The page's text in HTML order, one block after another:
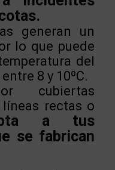
generan un
lo que puede
del
8 y 10ºC.
cubiertas
rectas o
a tus
se fabrican